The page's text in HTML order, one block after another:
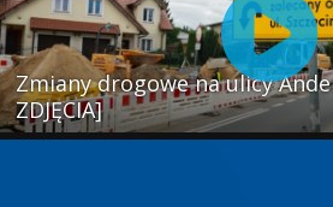
Zmiany drogowe na ulicy
ZDJĘCIA]